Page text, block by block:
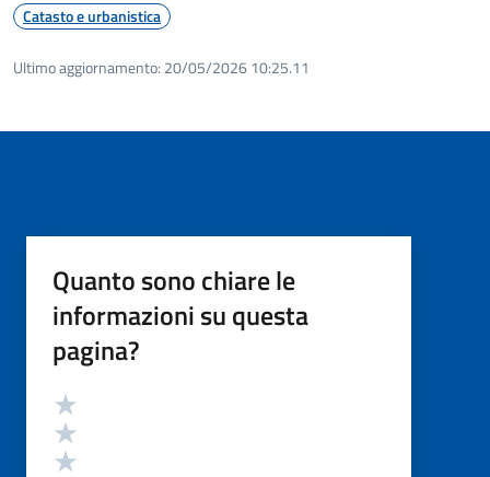
Catasto e urbanistica
Ultimo aggiornamento: 20/05/2026 10:25.11
Quanto sono chiare le
informazioni su questa
pagina?
Valutazione